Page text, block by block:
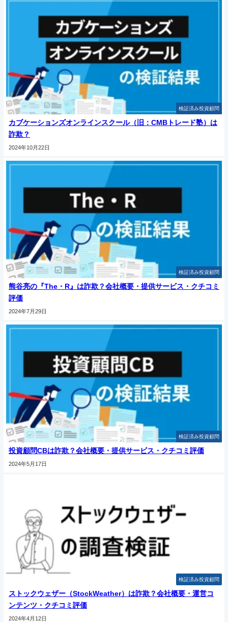
検証済み投資顧問
カブケーションズオンラインスクール（旧：CMBトレード塾）は
詐欺？
2024年10月22日
検証済み投資顧問
熊谷亮の『The・R』は詐欺？会社概要・提供サービス・クチコミ
評価
2024年7月29日
検証済み投資顧問
投資顧問CBは詐欺？会社概要・提供サービス・クチコミ評価
2024年5月17日
検証済み投資顧問
ストックウェザー（StockWeather）は詐欺？会社概要・運営コ
ンテンツ・クチコミ評価
2024年4月12日